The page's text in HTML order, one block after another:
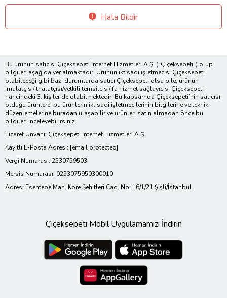
Hata Bildir
Bu ürünün satıcısı Çiçeksepeti İnternet Hizmetleri A.Ş. (“Çiçeksepeti”) olup
bilgileri aşağıda yer almaktadır. Ürünün iktisadi işletmecisi Çiçeksepeti
olabileceği gibi bazı durumlarda satıcı Çiçeksepeti olsa bile, ürünün
imalatçısı/ithalatçısı/yetkili temsilcisi/ifa hizmet sağlayıcısı Çiçeksepeti
haricindeki 3. kişiler de olabilmektedir. Bu kapsamda Çiçeksepeti’nin satıcısı
olduğu ürünlere, bu ürünlerin iktisadi işletmecilerinin bilgilerine ve teknik
düzenlemelerineburadan ulaşabilir ve ürünleri satın almadan önce bu
bilgileri inceleyebilirsiniz.
Ticaret Ünvanı: Çiçeksepeti İnternet Hizmetleri A.Ş.
Kayıtlı E-Posta Adresi: [email protected]
Vergi Numarası: 2530759503
Mersis Numarası: 0253075950300010
Adres: Esentepe Mah. Kore Şehitleri Cad. No: 16/1/21 Şişli/İstanbul
Çiçeksepeti Mobil Uygulamamızı İndirin